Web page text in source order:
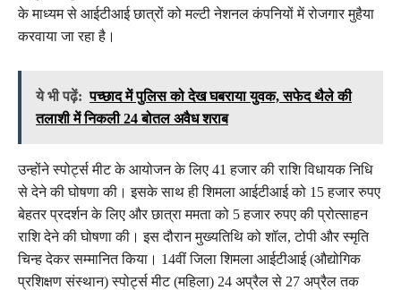
के माध्यम से आईटीआई छात्रों को मल्टी नेशनल कंपनियों में रोजगार मुहैया
करवाया जा रहा है।
ये भी पढ़ें: पच्छाद में पुलिस को देख घबराया युवक, सफेद थैले की
तलाशी में निकली 24 बोतल अवैध शराब
उन्होंने स्पोर्ट्स मीट के आयोजन के लिए 41 हजार की राशि विधायक निधि
से देने की घोषणा की। इसके साथ ही शिमला आईटीआई को 15 हजार रुपए
बेहतर प्रदर्शन के लिए और छात्रा ममता को 5 हजार रुपए की प्रोत्साहन
राशि देने की घोषणा की। इस दौरान मुख्यतिथि को शॉल, टोपी और स्मृति
चिन्ह देकर सम्मानित किया। 14वीं जिला शिमला आईटीआई (औद्योगिक
प्रशिक्षण संस्थान) स्पोर्ट्स मीट (महिला) 24 अप्रैल से 27 अप्रैल तक